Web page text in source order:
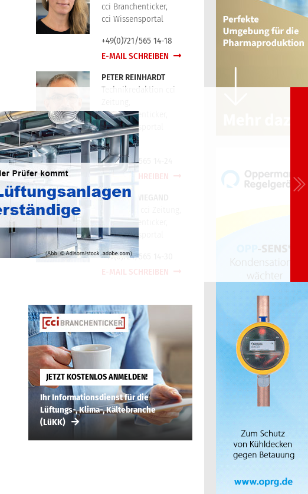
cci Branchenticker,
cci Wissensportal
+49(0)721/565 14-18
E-MAIL SCHREIBEN
PETER REINHARDT
Technikredaktion cci
cci Branchenticker,
cci Wissensportal
+49(0)721/565 14-24
E-MAIL SCHREIBEN
TORSTEN WIEGAND
cci Branchenticker,
cci Wissensportal
+49(0)721/565 14-30
E-MAIL SCHREIBEN
JETZT KOSTENLOS ANMELDEN!
Ihr Informationsdienst für die
Lüftungs-, Klima-, Kältebranche
(LüKK)